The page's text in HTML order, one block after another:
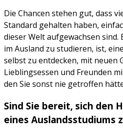
Die Chancen stehen gut, dass
Standard gehalten haben,
dieser Welt aufgewachsen sind.
im Ausland zu studieren, ist,
selbst zu entdecken, mit neuen
Lieblingsessen und Freunden
den Sie sonst nie getroffen
Sind Sie bereit, sich den
eines Auslandsstudiums